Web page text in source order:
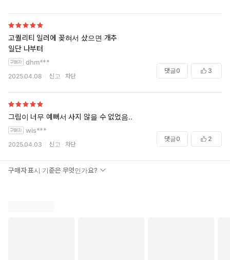
고퀄리티 일러에 꽂혀서 샀으면 개추
일단 나부터
dhm***
2025.04.08 신고 차단
댓글0 3
그림이 너무 예뻐서 사지 않을 수 없었음..
wis***
2025.04.03 신고 차단
댓글0 2
구매자 표시 기준은 무엇인가요?